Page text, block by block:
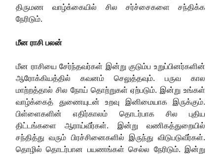
திருமண வாழ்க்கையில் சில சர்ச்சைகளை சந்திக்க
நேரிடும்.
மீன ராசி பலன்
மீன ராசியை சேர்ந்தவர்கள் இன்று குடும்ப உறுப்பினர்களின்
ஆரோக்கியத்தில் கவனம் செலுத்தவும். பருவ கால
மாற்றத்தால் சில நோய் தொற்றுகள் ஏற்படும். இன்று உங்கள்
வாழ்க்கைத் துணையுடன் உறவு இனிமையாக இருக்கும்.
பிள்ளைகளின் எதிர்காலம் தொடர்பாக சில புதிய
திட்டங்களை ஆராய்வீர்கள். இன்று வணிகத்துறையில்
சந்தித்து வரும் பிரச்சினைகளில் இருந்து விடுபடுவீர்கள்.
தொழில் தொடர்பான பயணங்கள் செல்ல நேரிடும். இன்று